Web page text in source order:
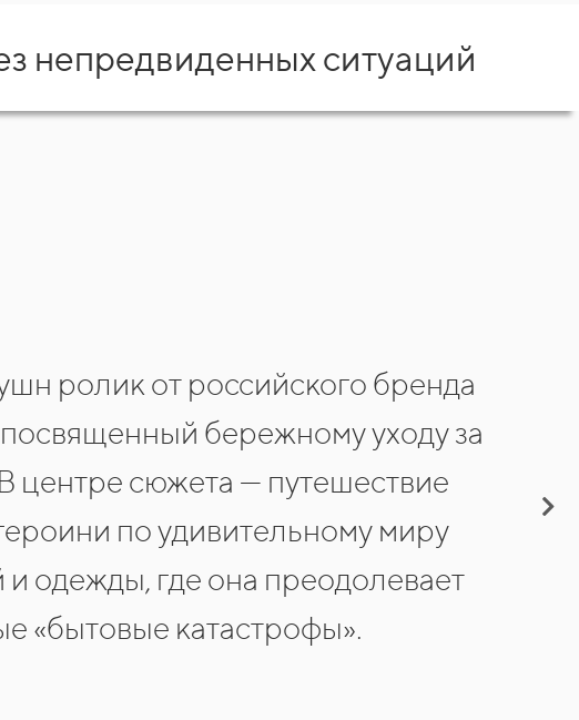
непредвиденных ситуаций
ролик от российского бренда
бережному уходу за
центре сюжета — путешествие
по удивительному миру
и одежды, где она преодолевает
«бытовые катастрофы».